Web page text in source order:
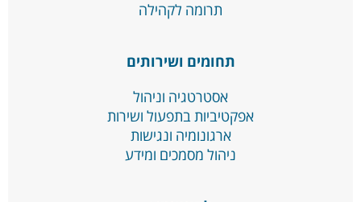
תרומה לקהילה
תחומים ושירותים
אסטרטגיה וניהול
אפקטיביות בתפעול ושירות
ארגונומיה ונגישות
ניהול מסמכים ומידע